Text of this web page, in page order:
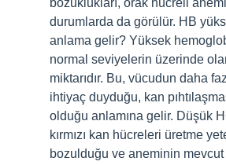
bozuklukları, orak hücreli
durumlarda da görülür. HB
anlama gelir? Yüksek
normal seviyelerin üzerinde
miktarıdır. Bu, vücudun daha
ihtiyaç duyduğu, kan
olduğu anlamına gelir. Düşük
kırmızı kan hücreleri üretme
bozulduğu ve aneminin